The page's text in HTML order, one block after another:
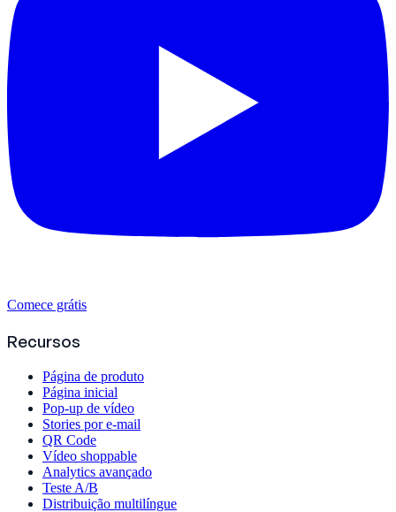
Comece grátis
Recursos
Página de produto
Página inicial
Pop-up de vídeo
Stories por e-mail
QR Code
Vídeo shoppable
Analytics avançado
Teste A/B
Distribuição multilíngue